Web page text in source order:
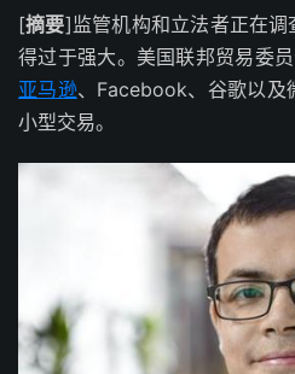
[摘要]监管机构和立法者正在
得过于强大。美国联邦贸易委
亚马逊、Facebook、谷歌以及
小型交易。